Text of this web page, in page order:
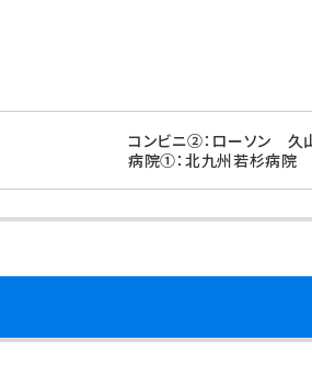
コンビニ②：ローソン
病院①：北九州若杉病